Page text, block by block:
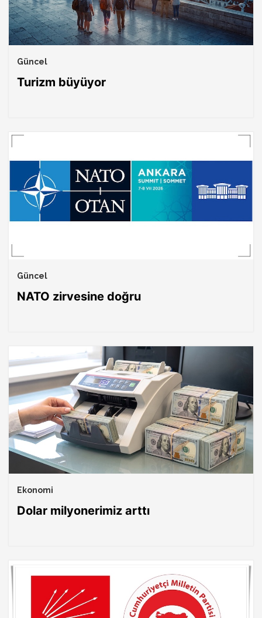
Güncel
Turizm büyüyor
Güncel
NATO zirvesine doğru
Ekonomi
Dolar milyonerimiz arttı